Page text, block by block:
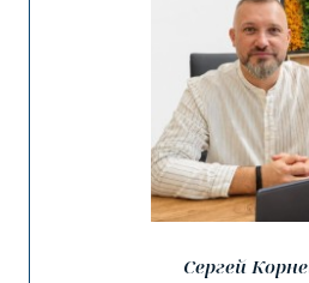
Сергей